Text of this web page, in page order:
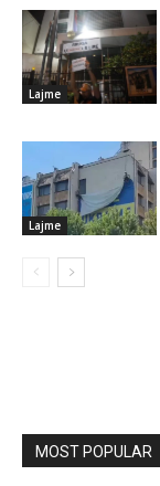
Lajme
Lajme
MOST POPULAR